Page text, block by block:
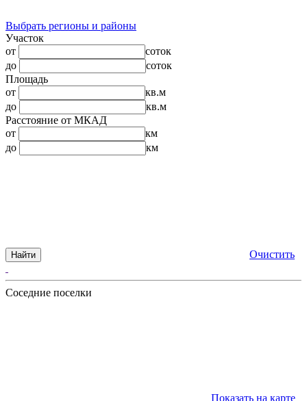
Выбрать регионы и районы
Участок
от
соток
до
соток
Площадь
от
кв.м
до
кв.м
Расстояние от МКАД
от
км
до
км
Найти Очистить
Соседние поселки
Показать на карте